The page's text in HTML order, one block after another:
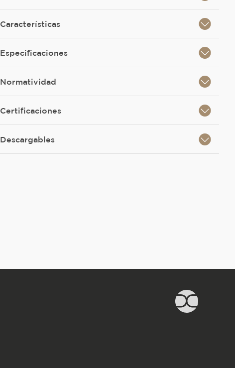
Características
Especificaciones
Normatividad
Certificaciones
Descargables